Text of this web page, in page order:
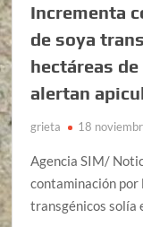
Incrementa
de soya
hectáreas
alertan
grieta 18
Agencia SIM/
contaminación por
transgénicos solía